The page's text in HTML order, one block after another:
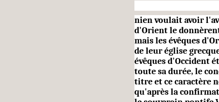
nien voulait avoir
d'Orient le
mais les évêques
de leur église
évêques d'Occident
toute sa durée, le
titre et ce caractère
qu'après la